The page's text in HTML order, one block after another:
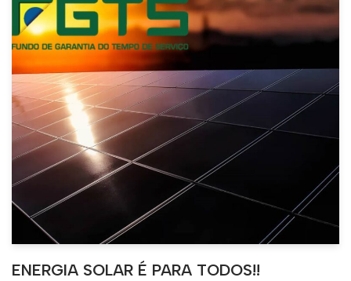
ENERGIA SOLAR É PARA TODOS!!